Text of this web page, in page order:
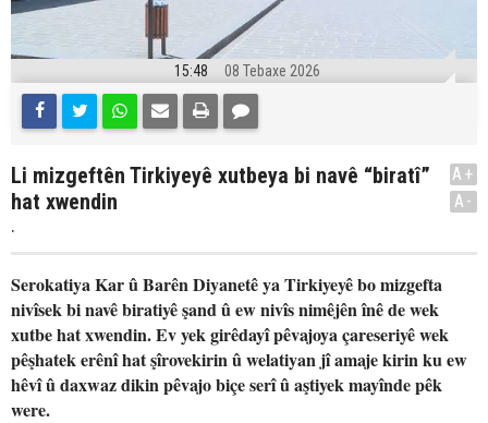
15:48 08 Tebaxe 2026
Li mizgeftên Tirkiyeyê xutbeya bi navê “biratî”
hat xwendin
.
A+
A-
Serokatiya Kar û Barên Diyanetê ya Tirkiyeyê bo mizgefta
nivîsek bi navê biratiyê şand û ew nivîs nimêjên înê de wek
xutbe hat xwendin. Ev yek girêdayî pêvajoya çareseriyê wek
pêşhatek erênî hat şîrovekirin û welatiyan jî amaje kirin ku ew
hêvî û daxwaz dikin pêvajo biçe serî û aştiyek mayînde pêk
were.